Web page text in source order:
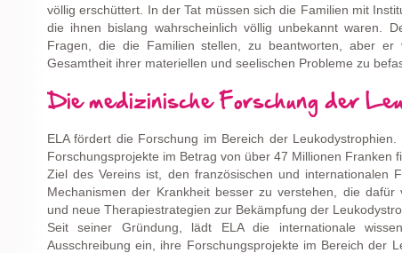
völlig erschüttert. In der Tat müssen sich die Familien mit
die ihnen bislang wahrscheinlich völlig unbekannt waren.
Fragen, die die Familien stellen, zu beantworten, aber
Gesamtheit ihrer materiellen und seelischen Probleme zu
Die medizinische Forschung der
ELA fördert die Forschung im Bereich der
Forschungsprojekte im Betrag von über 47 Millionen Franken
Ziel des Vereins ist, den französischen und internationalen
Mechanismen der Krankheit besser zu verstehen, die dafür
und neue Therapiestrategien zur Bekämpfung der
Seit seiner Gründung, lädt ELA die internationale
Ausschreibung ein, ihre Forschungsprojekte im Bereich der